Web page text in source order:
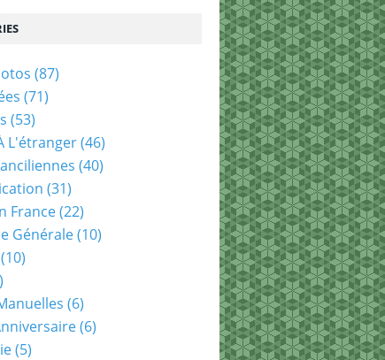
(87)
(71)
(53)
L'étranger(46)
(40)
(31)
France(22)
Générale(10)
(10)
(6)
(6)
(5)